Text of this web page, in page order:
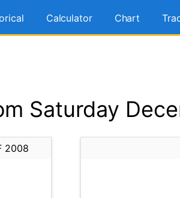
Calculator Chart
Saturday
2008